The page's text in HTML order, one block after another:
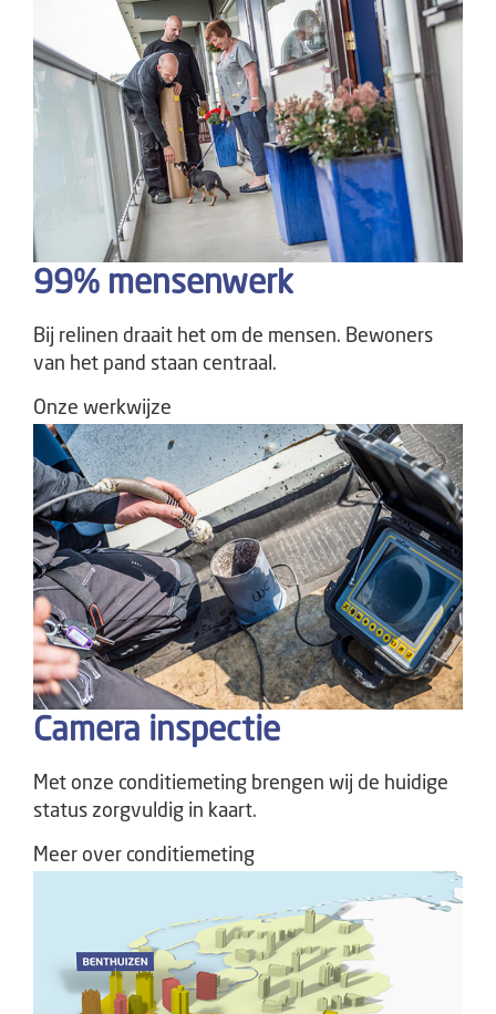
99% mensenwerk
Bij relinen draait het om de mensen. Bewoners
van het pand staan centraal.
Onze werkwijze
Camera inspectie
Met onze conditiemeting brengen wij de huidige
status zorgvuldig in kaart.
Meer over conditiemeting